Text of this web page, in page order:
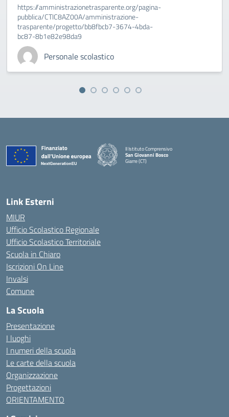
https://amministrazionetrasparente.org/pagina-
pubblica/CTIC8AZ00A/amministrazione-
trasparente/progetto/bb8fbcb7-3674-4bda-
bc87-8b1e82e98da9
Personale scolastico
II Istituto Comprensivo
San Giovanni Bosco
Giarre (CT)
Link Esterni
MIUR
Ufficio Scolastico Regionale
Ufficio Scolastico Territoriale
Scuola in Chiaro
Iscrizioni On Line
Invalsi
Comune
La Scuola
Presentazione
I luoghi
I numeri della scuola
Le carte della scuola
Organizzazione
Progettazioni
ORIENTAMENTO